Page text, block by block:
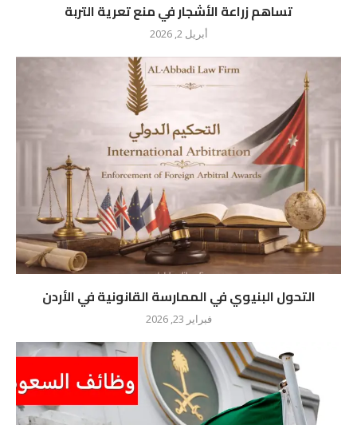
تساهم زراعة الأشجار في منع تعرية التربة
أبريل 2, 2026
التحول البنيوي في الممارسة القانونية في الأردن
فبراير 23, 2026